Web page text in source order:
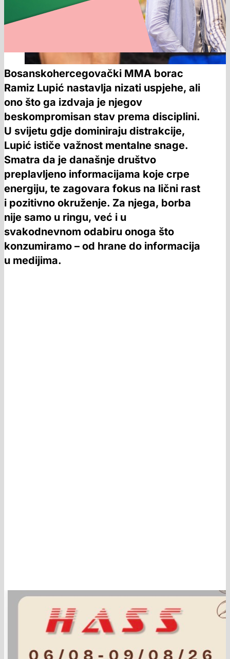
Bosanskohercegovački MMA borac
Ramiz Lupić nastavlja nizati uspjehe, ali
ono što ga izdvaja je njegov
beskompromisan stav prema disciplini.
U svijetu gdje dominiraju distrakcije,
Lupić ističe važnost mentalne snage.
Smatra da je današnje društvo
preplavljeno informacijama koje crpe
energiju, te zagovara fokus na lični rast
i pozitivno okruženje. Za njega, borba
nije samo u ringu, već i u
svakodnevnom odabiru onoga što
konzumiramo – od hrane do informacija
u medijima.